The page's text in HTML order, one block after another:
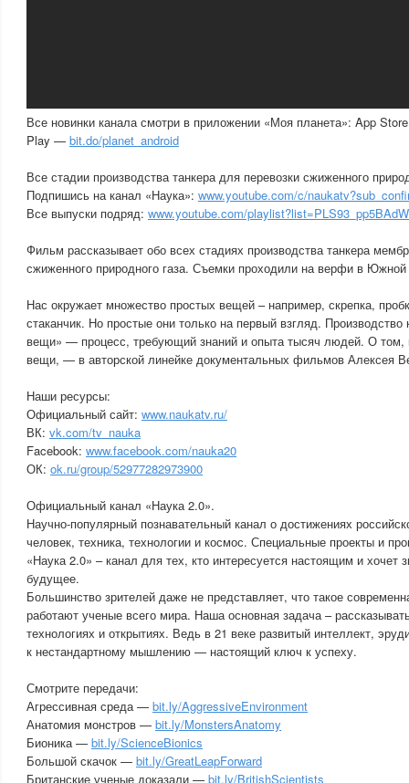
Все новинки канала смотри в приложении «Моя планета»: App
Play — bit.do/planet_android
Все стадии производства танкера для перевозки сжиженного
Подпишись на канал «Наука»: www.youtube.com/c/
Все выпуски подряд: www.youtube.com/
Фильм рассказывает обо всех стадиях производства танкера
сжиженного природного газа. Съемки проходили на верфи в
Нас окружает множество простых вещей – например, скрепка,
стаканчик. Но простые они только на первый взгляд. Производство
вещи» — процесс, требующий знаний и опыта тысяч людей. О том,
вещи, — в авторской линейке документальных фильмов Алексея
Наши ресурсы:
Официальный сайт: www.naukatv.ru/
ВК: vk.com/tv_nauka
Facebook: www.facebook.com/nauka20
ОК: ok.ru/group/52977282973900
Официальный канал «Наука 2.0».
Научно-популярный познавательный канал о достижениях
человек, техника, технологии и космос. Специальные проекты и
«Наука 2.0» – канал для тех, кто интересуется настоящим и хочет
будущее.
Большинство зрителей даже не представляет, что такое
работают ученые всего мира. Наша основная задача –
технологиях и открытиях. Ведь в 21 веке развитый интеллект,
к нестандартному мышлению — настоящий ключ к успеху.
Смотрите передачи:
Агрессивная среда — bit.ly/AggressiveEnvironment
Анатомия монстров — bit.ly/MonstersAnatomy
Бионика — bit.ly/ScienceBionics
Большой скачок — bit.ly/GreatLeapForward
Британские ученые доказали — bit.ly/BritishScientists